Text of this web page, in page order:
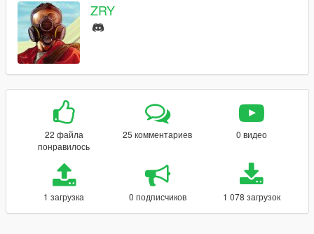
ZRY
22 файла
понравилось
25 комментариев 0 видео
1 загрузка 0 подписчиков 1 078 загрузок